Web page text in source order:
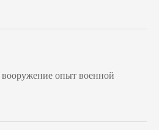
опыт военной